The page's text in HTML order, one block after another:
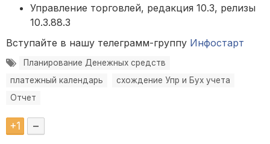
Управление торговлей, редакция 10.3, релизы
10.3.88.3
Вступайте в нашу телеграмм-группу Инфостарт
Планирование Денежных средств
платежный календарь
схождение Упр и Бух учета
Отчет
+1 –